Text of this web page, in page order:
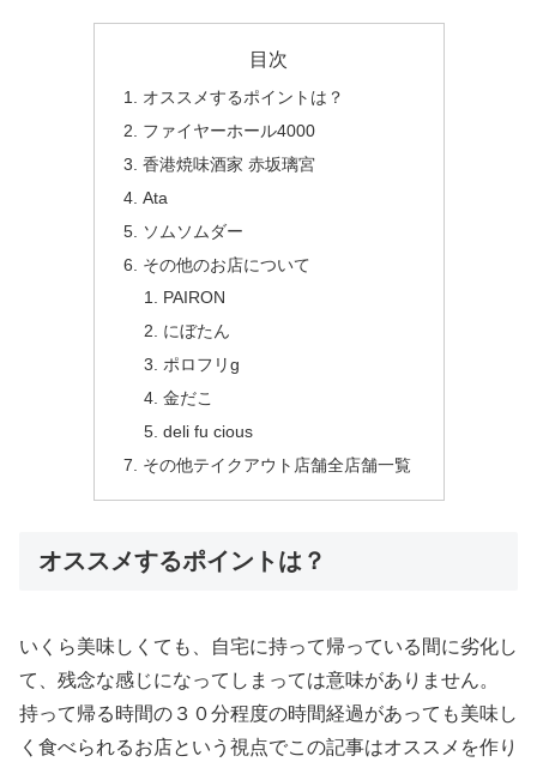
目次
オススメするポイントは？
ファイヤーホール4000
香港焼味酒家 赤坂璃宮
Ata
ソムソムダー
その他のお店について
PAIRON
にぼたん
ポロフリg
金だこ
deli fu cious
その他テイクアウト店舗全店舗一覧
オススメするポイントは？
いくら美味しくても、自宅に持って帰っている間に劣化し
て、残念な感じになってしまっては意味がありません。
持って帰る時間の３０分程度の時間経過があっても美味し
く食べられるお店という視点でこの記事はオススメを作り